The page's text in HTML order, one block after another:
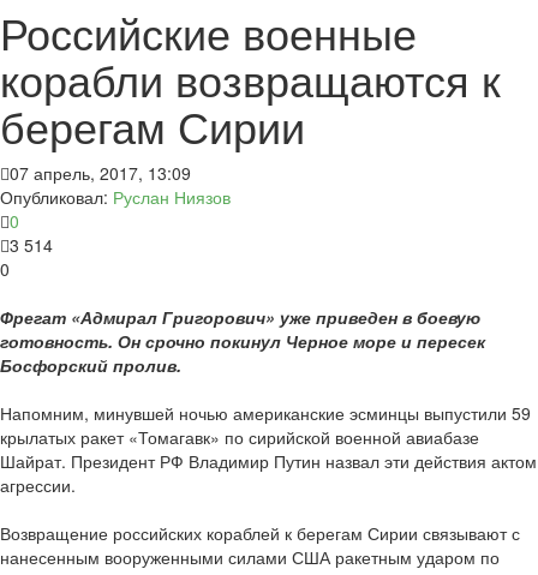
Российские военные
корабли возвращаются к
берегам Сирии
07 апрель, 2017, 13:09
Опубликовал: Руслан Ниязов
0
3 514
0
Фрегат «Адмирал Григорович» уже приведен в боевую
готовность. Он срочно покинул Черное море и пересек
Босфорский пролив.
Напомним, минувшей ночью американские эсминцы выпустили 59
крылатых ракет «Томагавк» по сирийской военной авиабазе
Шайрат. Президент РФ Владимир Путин назвал эти действия актом
агрессии.
Возвращение российских кораблей к берегам Сирии связывают с
нанесенным вооруженными силами США ракетным ударом по